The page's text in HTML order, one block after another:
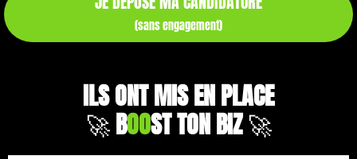
(sans engagement)
ILS ONT MIS EN PLACE
🚀BOOST TON BIZ🚀